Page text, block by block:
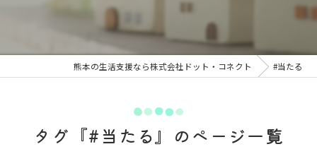
熊本の生活支援なら株式会社ドット・コネクト #当たる
タグ『#当たる』のページ一覧